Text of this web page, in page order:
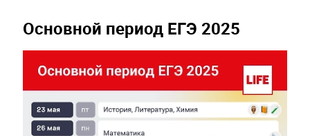
Основной период ЕГЭ 2025